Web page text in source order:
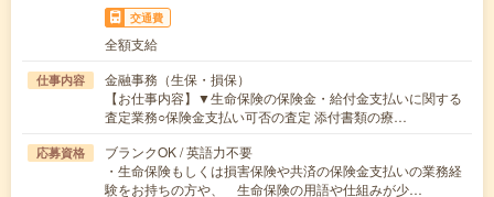
交通費
全額支給
仕事内容
金融事務（生保・損保）
【お仕事内容】▼生命保険の保険金・給付金支払いに関する
査定業務○保険金支払い可否の査定 添付書類の療…
応募資格
ブランクOK / 英語力不要
・生命保険もしくは損害保険や共済の保険金支払いの業務経
験をお持ちの方や、 生命保険の用語や仕組みが少…